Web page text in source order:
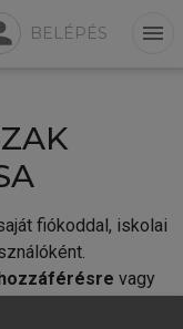
BELÉPÉS menu
fiókoddal, iskolai
vagy